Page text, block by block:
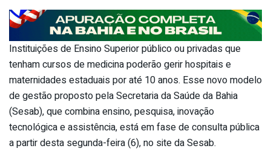
Instituições de Ensino Superior público ou privadas que
tenham cursos de medicina poderão gerir hospitais e
maternidades estaduais por até 10 anos. Esse novo modelo
de gestão proposto pela Secretaria da Saúde da Bahia
(Sesab), que combina ensino, pesquisa, inovação
tecnológica e assistência, está em fase de consulta pública
a partir desta segunda-feira (6), no site da Sesab.